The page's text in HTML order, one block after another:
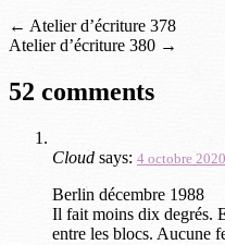
← Atelier d’écriture 378
Atelier d’écriture 380 →
52 comments
Cloud says: 4 octobre
Berlin décembre 1988
Il fait moins dix degrés.
entre les blocs. Aucune